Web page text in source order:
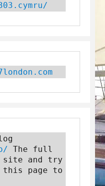
The full
and try
this page to